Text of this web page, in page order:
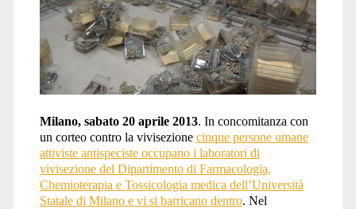
Milano, sabato 20 aprile 2013. In concomitanza con
un corteo contro la vivisezione cinque persone umane
attiviste antispeciste occupano i laboratori di
vivisezione del Dipartimento di Farmacologia,
Chemioterapia e Tossicologia medica dell’Università
Statale di Milano e vi si barricano dentro. Nel